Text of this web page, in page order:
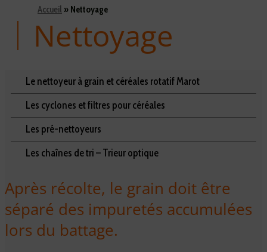
Accueil » Nettoyage
Nettoyage
Le nettoyeur à grain et céréales rotatif Marot
Les cyclones et filtres pour céréales
Les pré-nettoyeurs
Les chaînes de tri – Trieur optique
Après récolte, le grain doit être
séparé des impuretés accumulées
lors du battage.